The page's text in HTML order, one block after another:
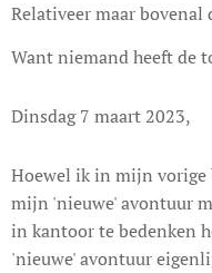
Relativeer maar
Want niemand heeft de
Dinsdag 7 maart 2023,
Hoewel ik in mijn vorige
mijn 'nieuwe' avontuur
in kantoor te bedenken
'nieuwe' avontuur